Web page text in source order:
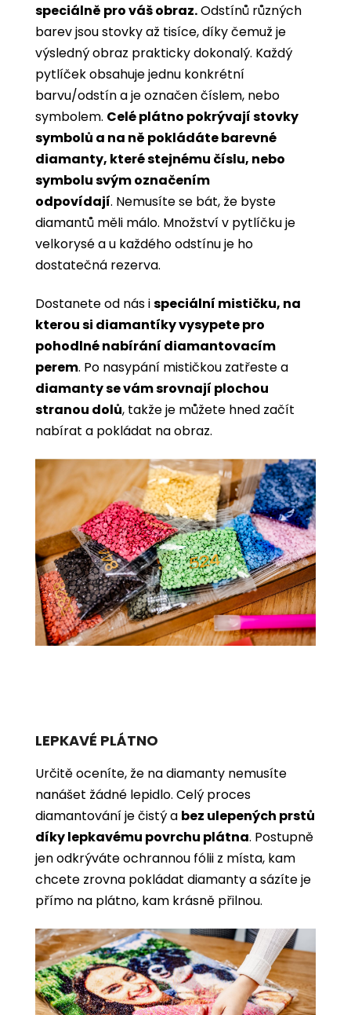
speciálně pro váš obraz.Odstínů různých
barev jsou stovky až tisíce, díky čemuž je
výsledný obraz prakticky dokonalý. Každý
pytlíček obsahuje jednu konkrétní
barvu/odstín a je označen číslem, nebo
symbolem. Celé plátno pokrývají stovky
symbolů a na ně pokládáte barevné
diamanty, které stejnému číslu, nebo
symbolu svým označením
odpovídají. Nemusíte se bát, že byste
diamantů měli málo. Množství v pytlíčku je
velkorysé a u každého odstínu je ho
dostatečná rezerva.
Dostanete od nás ispeciální mističku, na
kterou si diamantíky vysypete pro
pohodlné nabírání diamantovacím
perem. Po nasypání mističkou zatřeste a
diamanty se vám srovnají plochou
stranou dolů, takže je můžete hned začít
nabírat a pokládat na obraz.
LEPKAVÉ PLÁTNO
Určitě oceníte, že na diamanty nemusíte
nanášet žádné lepidlo. Celý proces
diamantování je čistý a bez ulepených prstů
díky lepkavému povrchu plátna. Postupně
jen odkrýváte ochrannou fólii z místa, kam
chcete zrovna pokládat diamanty a sázíte je
přímo na plátno, kam krásně přilnou.